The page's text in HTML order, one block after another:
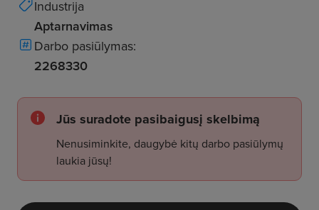
Industrija
Aptarnavimas
Darbo pasiūlymas:
2268330
Jūs suradote pasibaigusį skelbimą
Nenusiminkite, daugybė kitų darbo pasiūlymų
laukia jūsų!